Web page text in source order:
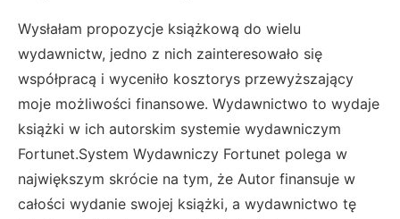
Wysłałam propozycje książkową do wielu
wydawnictw, jedno z nich zainteresowało się
współpracą i wyceniło kosztorys przewyższający
moje możliwości finansowe. Wydawnictwo to wydaje
książki w ich autorskim systemie wydawniczym
Fortunet.System Wydawniczy Fortunet polega w
największym skrócie na tym, że Autor finansuje w
całości wydanie swojej książki, a wydawnictwo tę